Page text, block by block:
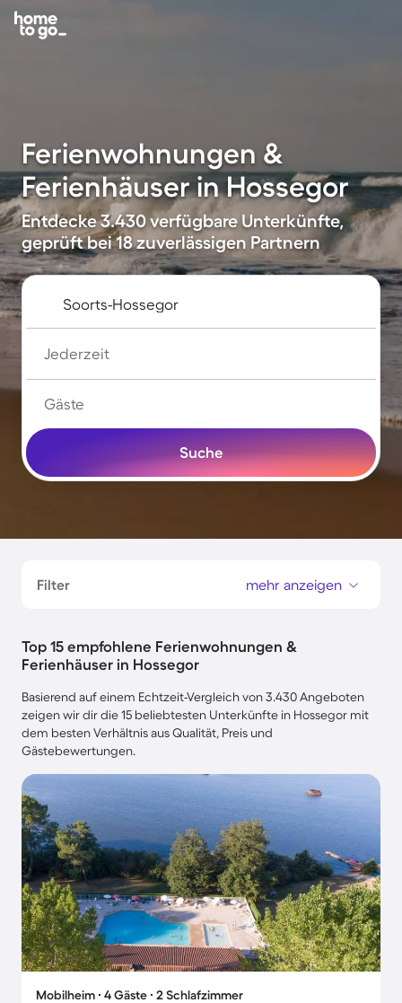
Ferienwohnungen &
Ferienhäuser in Hossegor
Entdecke 3.430 verfügbare Unterkünfte,
geprüft bei 18 zuverlässigen Partnern
Jederzeit
Gäste
Suche
Filter mehr anzeigen
Top 15 empfohlene Ferienwohnungen &
Ferienhäuser in Hossegor
Basierend auf einem Echtzeit-Vergleich von 3.430 Angeboten
zeigen wir dir die 15 beliebtesten Unterkünfte in Hossegor mit
dem besten Verhältnis aus Qualität, Preis und
Gästebewertungen.
Mobilheim ∙ 4 Gäste ∙ 2 Schlafzimmer